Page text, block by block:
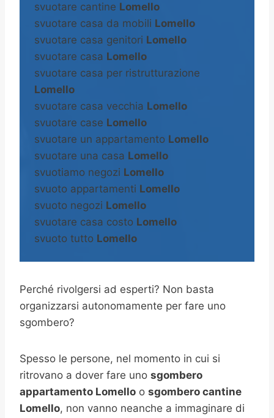
svuotare cantine Lomello
svuotare casa da mobili Lomello
svuotare casa genitori Lomello
svuotare casa Lomello
svuotare casa per ristrutturazione
Lomello
svuotare casa vecchia Lomello
svuotare case Lomello
svuotare un appartamento Lomello
svuotare una casa Lomello
svuotiamo negozi Lomello
svuoto appartamenti Lomello
svuoto negozi Lomello
svuotare casa costo Lomello
svuoto tutto Lomello
Perché rivolgersi ad esperti? Non basta
organizzarsi autonomamente per fare uno
sgombero?
Spesso le persone, nel momento in cui si
ritrovano a dover fare uno sgombero
appartamento Lomello o sgombero cantine
Lomello, non vanno neanche a immaginare di